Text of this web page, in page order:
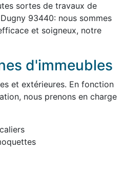
sortes de travaux de
93440: nous sommes
et soigneux, notre
d'immeubles
et extérieures. En fonction
nous prenons en charge